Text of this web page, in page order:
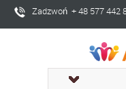
Zadzwoń + 48 577 442